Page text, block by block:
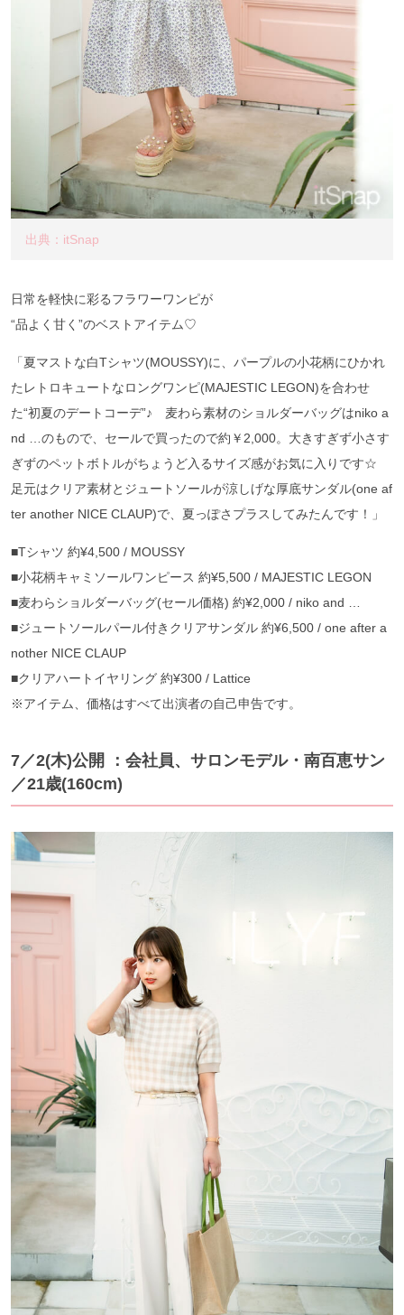
出典：itSnap
日常を軽快に彩るフラワーワンピが
“品よく甘く”のベストアイテム♡
「夏マストな白Tシャツ(MOUSSY)に、パープルの小花柄にひかれ
たレトロキュートなロングワンピ(MAJESTIC LEGON)を合わせ
た“初夏のデートコーデ”♪ 麦わら素材のショルダーバッグはniko a
nd …のもので、セールで買ったので約￥2,000。大きすぎず小さす
ぎずのペットボトルがちょうど入るサイズ感がお気に入りです☆
足元はクリア素材とジュートソールが涼しげな厚底サンダル(one af
ter another NICE CLAUP)で、夏っぽさプラスしてみたんです！」
■Tシャツ 約¥4,500 / MOUSSY
■小花柄キャミソールワンピース 約¥5,500 / MAJESTIC LEGON
■麦わらショルダーバッグ(セール価格) 約¥2,000 / niko and …
■ジュートソールパール付きクリアサンダル 約¥6,500 / one after a
nother NICE CLAUP
■クリアハートイヤリング 約¥300 / Lattice
※アイテム、価格はすべて出演者の自己申告です。
7／2(木)公開 ：会社員、サロンモデル・南百恵サン
／21歳(160cm)